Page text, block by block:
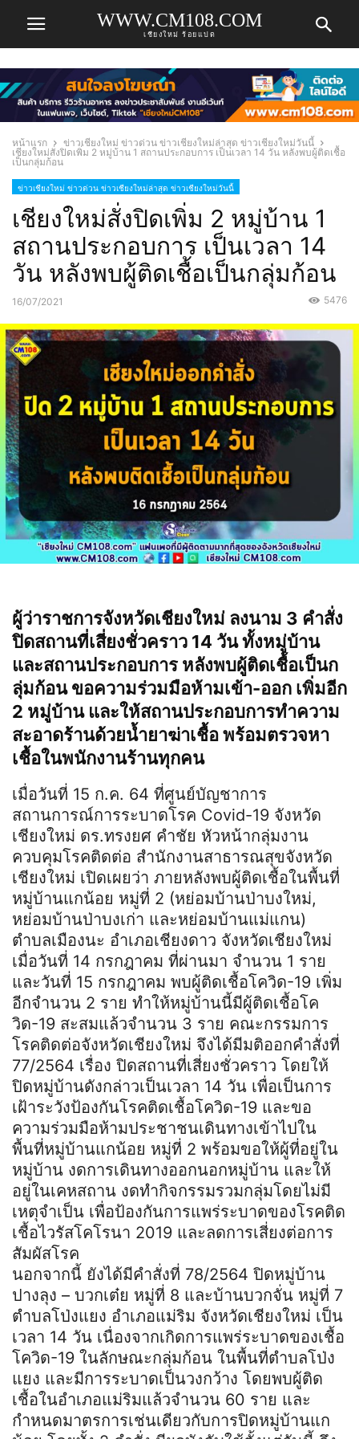
WWW.CM108.COM
เชียงใหม่ ร้อยแปด
หน้าแรก
ข่าวเชียงใหม่ ข่าวด่วน ข่าวเชียงใหม่ล่าสุด ข่าวเชียงใหม่วันนี้
เชียงใหม่สั่งปิดเพิ่ม 2 หมู่บ้าน 1 สถานประกอบการ เป็นเวลา 14 วัน หลังพบผู้ติดเชื้อ
เป็นกลุ่มก้อน
ข่าวเชียงใหม่ ข่าวด่วน ข่าวเชียงใหม่ล่าสุด ข่าวเชียงใหม่วันนี้
เชียงใหม่สั่งปิดเพิ่ม 2 หมู่บ้าน 1
สถานประกอบการ เป็นเวลา 14
วัน หลังพบผู้ติดเชื้อเป็นกลุ่มก้อน
16/07/2021 5476
ผู้ว่าราชการจังหวัดเชียงใหม่ ลงนาม 3 คำสั่ง
ปิดสถานที่เสี่ยงชั่วคราว 14 วัน ทั้งหมู่บ้าน
และสถานประกอบการ หลังพบผู้ติดเชื้อเป็นก
ลุ่มก้อน ขอความร่วมมือห้ามเข้า-ออก เพิ่มอีก
2 หมู่บ้าน และให้สถานประกอบการทำความ
สะอาดร้านด้วยน้ำยาฆ่าเชื้อ พร้อมตรวจหา
เชื้อในพนักงานร้านทุกคน
เมื่อวันที่ 15 ก.ค. 64 ที่ศูนย์บัญชาการ
สถานการณ์การระบาดโรค Covid-19 จังหวัด
เชียงใหม่ ดร.ทรงยศ คำชัย หัวหน้ากลุ่มงาน
ควบคุมโรคติดต่อ สำนักงานสาธารณสุขจังหวัด
เชียงใหม่ เปิดเผยว่า ภายหลังพบผู้ติดเชื้อในพื้นที่
หมู่บ้านแกน้อย หมู่ที่ 2 (หย่อมบ้านป่าบงใหม่,
หย่อมบ้านป่าบงเก่า และหย่อมบ้านแม่แกน)
ตำบลเมืองนะ อำเภอเชียงดาว จังหวัดเชียงใหม่
เมื่อวันที่ 14 กรกฎาคม ที่ผ่านมา จำนวน 1 ราย
และวันที่ 15 กรกฎาคม พบผู้ติดเชื้อโควิด-19 เพิ่ม
อีกจำนวน 2 ราย ทำให้หมู่บ้านนี้มีผู้ติดเชื้อโค
วิด-19 สะสมแล้วจำนวน 3 ราย คณะกรรมการ
โรคติดต่อจังหวัดเชียงใหม่ จึงได้มีมติออกคำสั่งที่
77/2564 เรื่อง ปิดสถานที่เสี่ยงชั่วคราว โดยให้
ปิดหมู่บ้านดังกล่าวเป็นเวลา 14 วัน เพื่อเป็นการ
เฝ้าระวังป้องกันโรคติดเชื้อโควิด-19 และขอ
ความร่วมมือห้ามประชาชนเดินทางเข้าไปใน
พื้นที่หมู่บ้านแกน้อย หมู่ที่ 2 พร้อมขอให้ผู้ที่อยู่ใน
หมู่บ้าน งดการเดินทางออกนอกหมู่บ้าน และให้
อยู่ในเคหสถาน งดทำกิจกรรมรวมกลุ่มโดยไม่มี
เหตุจำเป็น เพื่อป้องกันการแพร่ระบาดของโรคติด
เชื้อไวรัสโคโรนา 2019 และลดการเสี่ยงต่อการ
สัมผัสโรค
นอกจากนี้ ยังได้มีคำสั่งที่ 78/2564 ปิดหมู่บ้าน
ปางลุง – บวกเต๋ย หมู่ที่ 8 และบ้านบวกจั่น หมู่ที่ 7
ตำบลโป่งแยง อำเภอแม่ริม จังหวัดเชียงใหม่ เป็น
เวลา 14 วัน เนื่องจากเกิดการแพร่ระบาดของเชื้อ
โควิด-19 ในลักษณะกลุ่มก้อน ในพื้นที่ตำบลโป่ง
แยง และมีการระบาดเป็นวงกว้าง โดยพบผู้ติด
เชื้อในอำเภอแม่ริมแล้วจำนวน 60 ราย และ
กำหนดมาตรการเช่นเดียวกับการปิดหมู่บ้านแก